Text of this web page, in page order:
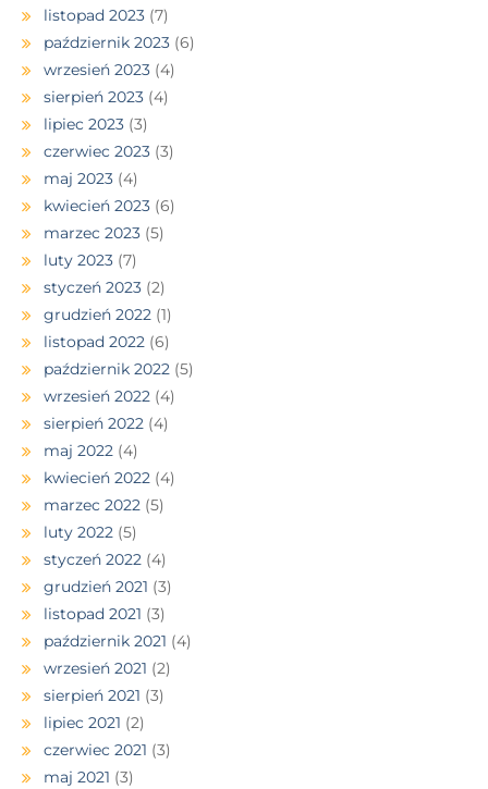
listopad 2023 (7)
październik 2023 (6)
wrzesień 2023 (4)
sierpień 2023 (4)
lipiec 2023 (3)
czerwiec 2023 (3)
maj 2023 (4)
kwiecień 2023 (6)
marzec 2023 (5)
luty 2023 (7)
styczeń 2023 (2)
grudzień 2022 (1)
listopad 2022 (6)
październik 2022 (5)
wrzesień 2022 (4)
sierpień 2022 (4)
maj 2022 (4)
kwiecień 2022 (4)
marzec 2022 (5)
luty 2022 (5)
styczeń 2022 (4)
grudzień 2021 (3)
listopad 2021 (3)
październik 2021 (4)
wrzesień 2021 (2)
sierpień 2021 (3)
lipiec 2021 (2)
czerwiec 2021 (3)
maj 2021 (3)